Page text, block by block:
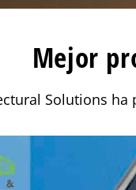
Mejor
Solutions